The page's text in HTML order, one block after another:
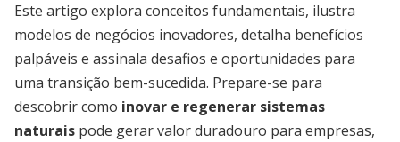
Este artigo explora conceitos fundamentais, ilustra
modelos de negócios inovadores, detalha benefícios
palpáveis e assinala desafios e oportunidades para
uma transição bem-sucedida. Prepare-se para
descobrir como inovar e regenerar sistemas
naturais pode gerar valor duradouro para empresas,